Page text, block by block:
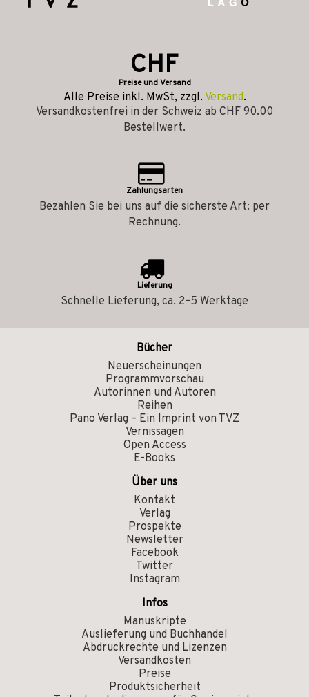
CHF
Preise und Versand
Alle Preise inkl. MwSt, zzgl. Versand.
Versandkostenfrei in der Schweiz ab CHF 90.00
Bestellwert.
Zahlungsarten
Bezahlen Sie bei uns auf die sicherste Art: per
Rechnung.
Lieferung
Schnelle Lieferung, ca. 2–5 Werktage
Bücher
Neuerscheinungen
Programmvorschau
Autorinnen und Autoren
Reihen
Pano Verlag – Ein Imprint von TVZ
Vernissagen
Open Access
E-Books
Über uns
Kontakt
Verlag
Prospekte
Newsletter
Facebook
Twitter
Instagram
Infos
Manuskripte
Auslieferung und Buchhandel
Abdruckrechte und Lizenzen
Versandkosten
Preise
Produktsicherheit